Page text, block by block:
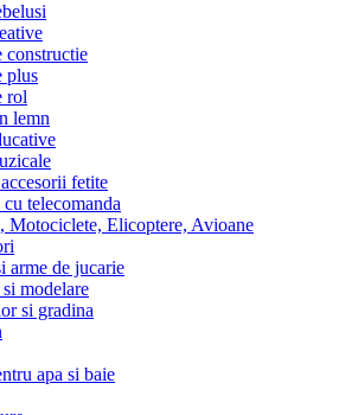
constructie
plus
rol
lemn
fetite
telecomanda
Motociclete, Elicoptere, Avioane
arme de jucarie
modelare
si gradina
apa si baie